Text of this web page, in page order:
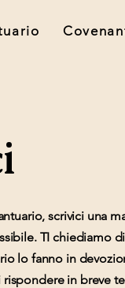
scrivici una
TI chiediamo
lo fanno in
in breve